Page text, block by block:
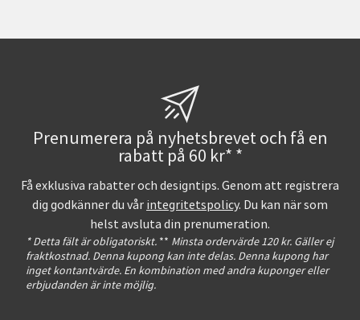
Prenumerera på nyhetsbrevet och få en
rabatt på 60 kr* *
Få exklusiva rabatter och designtips. Genom att registrera
dig godkänner du vår integritetspolicy. Du kan när som
helst avsluta din prenumeration.
* Detta fält är obligatoriskt. ** Minsta ordervärde 120 kr. Gäller ej
fraktkostnad. Denna kupong kan inte delas. Denna kupong har
inget kontantvärde. En kombination med andra kuponger eller
erbjudanden är inte möjlig.